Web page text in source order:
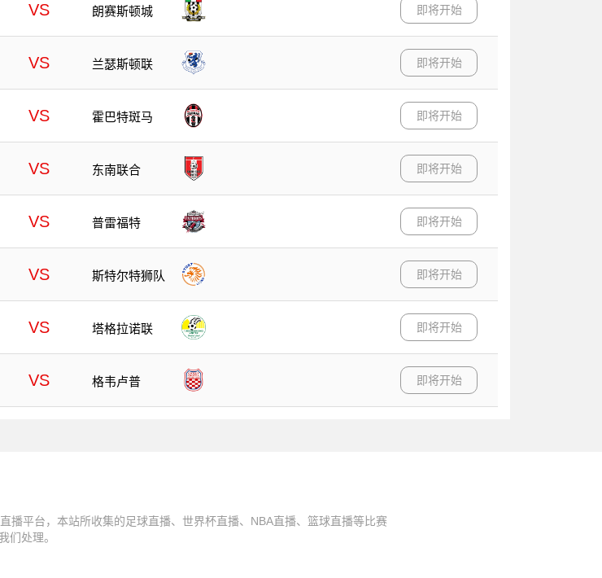
VS 朗赛斯顿城 即将开始
VS 兰瑟斯顿联 即将开始
VS 霍巴特斑马 即将开始
VS 东南联合 即将开始
VS 普雷福特 即将开始
VS 斯特尔特狮队 即将开始
VS 塔格拉诺联 即将开始
VS 格韦卢普 即将开始
播平台，本站所收集的足球直播、世界杯直播、NBA直播、篮球直播等比赛
们处理。